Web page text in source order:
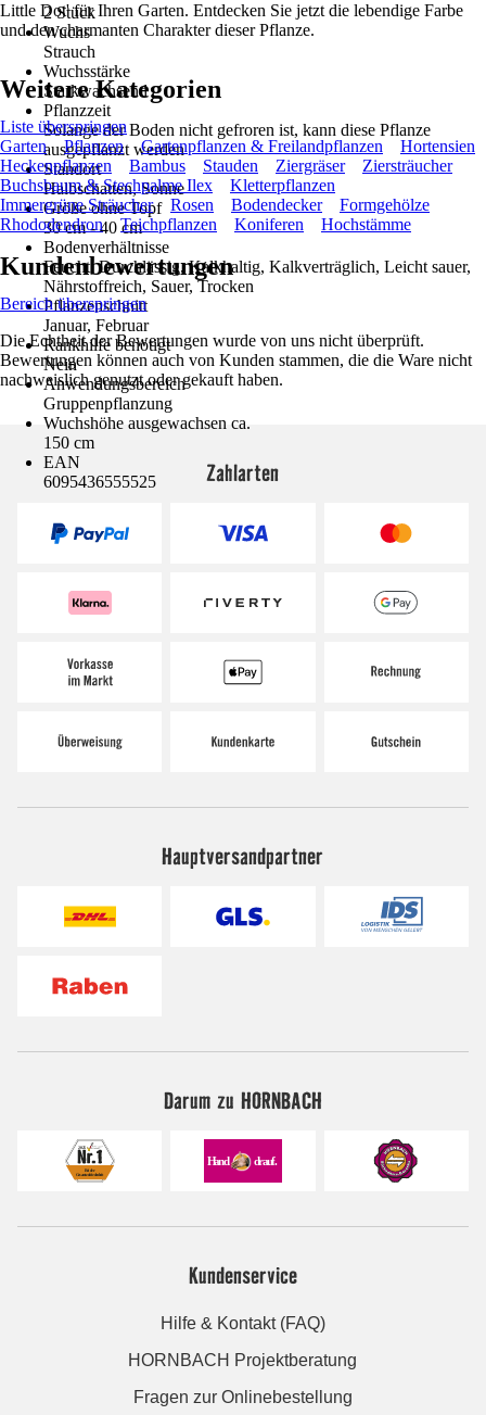
2 Stück
Wuchs
Strauch
Wuchsstärke
Starkwachsend
Pflanzzeit
Solange der Boden nicht gefroren ist, kann diese Pflanze
ausgepflanzt werden
Standort
Halbschatten, Sonne
Größe ohne Topf
30 cm - 40 cm
Bodenverhältnisse
Feucht, Durchlässig, Kalkhaltig, Kalkverträglich, Leicht sauer,
Nährstoffreich, Sauer, Trocken
Pflanzenschnitt
Januar, Februar
Rankhilfe benötigt
Nein
Anwendungsbereich
Gruppenpflanzung
Wuchshöhe ausgewachsen ca.
150 cm
EAN
6095436555525
Little Dot' für Ihren Garten. Entdecken Sie jetzt die lebendige Farbe
und den charmanten Charakter dieser Pflanze.
Weitere Kategorien
Liste überspringen
Garten
Pflanzen Gartenpflanzen & Freilandpflanzen
Hortensien
Heckenpflanzen
Bambus Stauden Ziergräser
Ziersträucher
Buchsbaum & Stechpalme Ilex
Kletterpflanzen
Immergrüne Sträucher
Rosen Bodendecker
Formgehölze
Rhododendron
Teichpflanzen Koniferen Hochstämme
Kundenbewertungen
Bereich überspringen
Die Echtheit der Bewertungen wurde von uns nicht überprüft.
Bewertungen können auch von Kunden stammen, die die Ware nicht
nachweislich genutzt oder gekauft haben.
Zahlarten
Hauptversandpartner
Darum zu HORNBACH
Kundenservice
Hilfe & Kontakt (FAQ)
HORNBACH Projektberatung
Fragen zur Onlinebestellung